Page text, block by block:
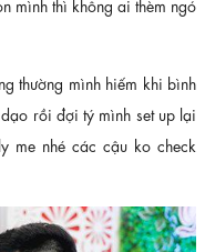
mình thì không ai thèm ngó
thường mình hiếm khi bình
rồi đợi tý mình set up lại
me nhé các cậu ko check